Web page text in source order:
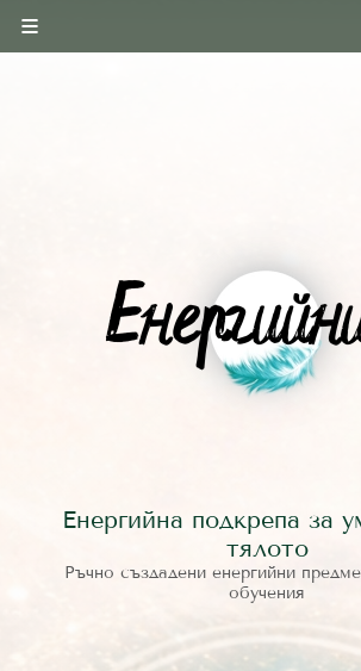
Енергийна подкрепа за
тялото
Ръчно създадени енергийни
обучения